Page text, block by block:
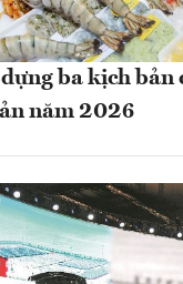
ba kịch bản
năm 2026